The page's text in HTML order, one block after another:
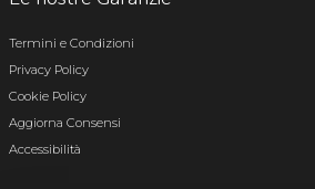
Termini e Condizioni
Privacy Policy
Cookie Policy
Aggiorna Consensi
Accessibilità